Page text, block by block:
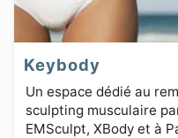
Keybody
Un espace dédié au
sculpting musculaire
EMSculpt, XBody et à